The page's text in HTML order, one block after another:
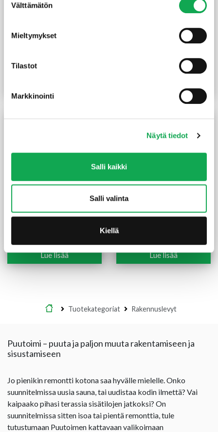
valinta
Välttämätön
Mieltymykset
Tilastot
Markkinointi
Näytä tiedot
Salli kaikki
Salli valinta
Kiellä
Havuvaneri kilo-laatu 9
13,80€ /m2
Havuvanerisoiro
Lue lisää
Koivuvaneri kilo-laatu 15
mm
Lue lisää
Etusivu
Tuotekategoriat Rakennuslevyt
Puutoimi – puuta ja paljon muuta rakentamiseen ja
sisustamiseen
Jo pienikin remontti kotona saa hyvälle mielelle. Onko
suunnitelmissa uusia sauna, tai uudistaa kodin ilmettä? Vai
kaipaako pihasi terassia sisätilojen jatkoksi? On
suunnitelmissa sitten isoa tai pientä remonttia, tule
tutustumaan Puutoimen kattavaan valikoimaan